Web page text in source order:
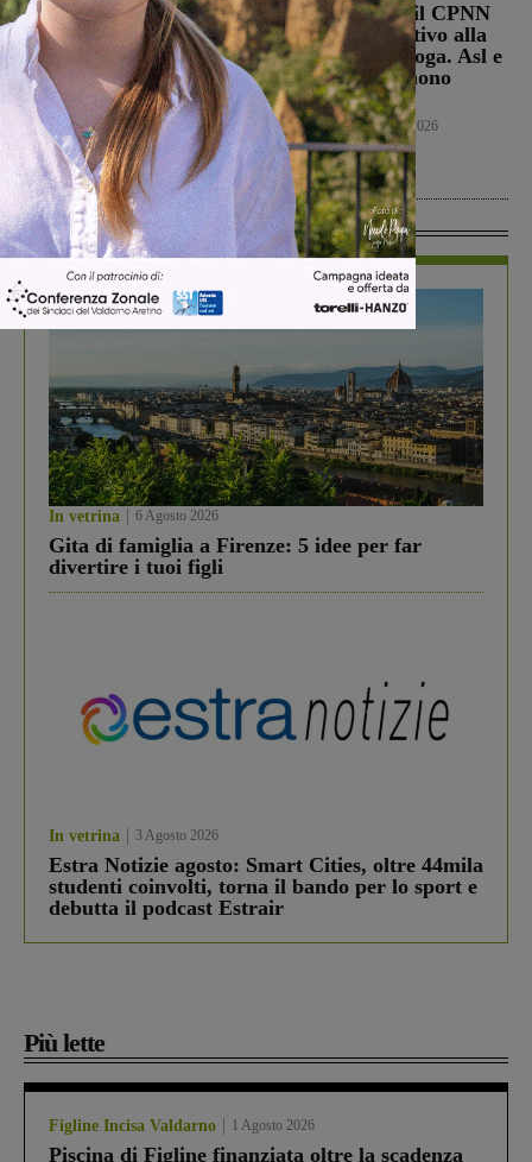
Punto Nascita, no alla
deroga ma il Ministero
apre al monitoraggio di
sei mesi. Vadi: “Una
risposta che valutiamo
positivamente anche se
con prudenza”
Cronaca 6 Agosto 2026
Punto nascita: il CPNN
dà parere negativo alla
richiesta di deroga. Asl e
Regione esprimono
disappunto
Cronaca 6 Agosto 2026
In Vetrina
In vetrina 6 Agosto 2026
Gita di famiglia a Firenze: 5 idee per far
divertire i tuoi figli
In vetrina 3 Agosto 2026
Estra Notizie agosto: Smart Cities, oltre 44mila
studenti coinvolti, torna il bando per lo sport e
debutta il podcast Estrair
Più lette
Figline Incisa Valdarno 1 Agosto 2026
Piscina di Figline finanziata oltre la scadenza